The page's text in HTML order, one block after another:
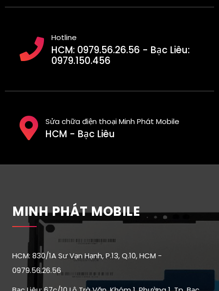
Hotline
HCM: 0979.56.26.56 - Bạc Liêu:
0979.150.456
Sửa chữa điện thoại Minh Phát Mobile
HCM - Bạc Liêu
MINH PHÁT MOBILE
HCM: 830/1A Sư Vạn Hạnh, P.13, Q.10, HCM -
0979.56.26.56